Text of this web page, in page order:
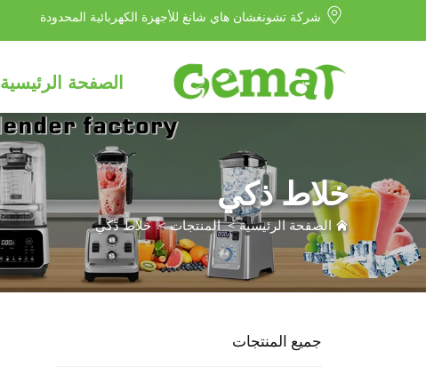
شركة تشونغشان هاي شانغ للأجهزة الكهربائية المحدودة
الصفحة الرئيسية
خلاط ذكي
الصفحة الرئيسية>المنتجات>خلاط ذكي
جميع المنتجات